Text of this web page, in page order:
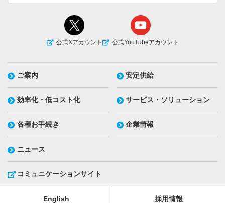
公式Xアカウント 公式YouTubeアカウント
ご案内 安定供給
効率化・低コスト化 サービス・ソリューション
各種お手続き 企業情報
ニュース
コミュニケーションサイト
English 採用情報